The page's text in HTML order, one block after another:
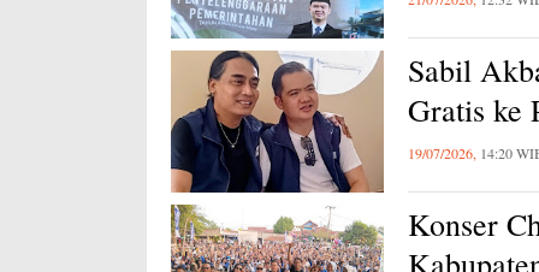
Sabil
Gratis ke
19/07/2026, 14:20
Konser